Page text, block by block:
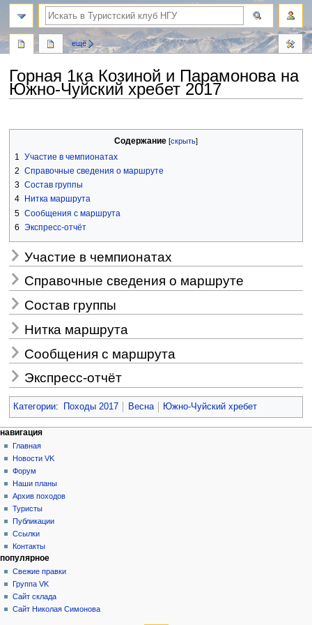
Горная 1ка Козиной и Парамонова на
Южно-Чуйский хребет 2017
к
к
Содержание
1
Участие в чемпионатах
2 Справочные сведения о маршруте
3 Состав группы
4
Нитка маршрута
5 Сообщения с маршрута
6 Экспресс-отчёт
Участие в чемпионатах
Справочные сведения о маршруте
Состав группы
Нитка маршрута
Сообщения с маршрута
Экспресс-отчёт
Категории: Походы 2017 Весна Южно-Чуйский хребет
Н
а
в
и
а
ц
и
я
действия на странице
статья
обсуждение
читать
просмотр
кода
история
ещё
персональные инструменты
создать
учётную
запись
войти
навигация
Главная
Новости VK
Форум
Наши планы
Архив походов
Туристы
Публикации
Ссылки
Контакты
поиск
популярное
Свежие правки
Группа VK
Сайт склада
Сайт Николая Симонова